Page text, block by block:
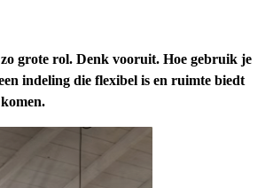
grote rol. Denk vooruit. Hoe gebruik je
indeling die flexibel is en ruimte biedt